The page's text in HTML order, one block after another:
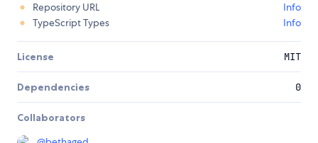
Repository URL
Info
TypeScript Types
Info
License MIT
Dependencies 0
Collaborators